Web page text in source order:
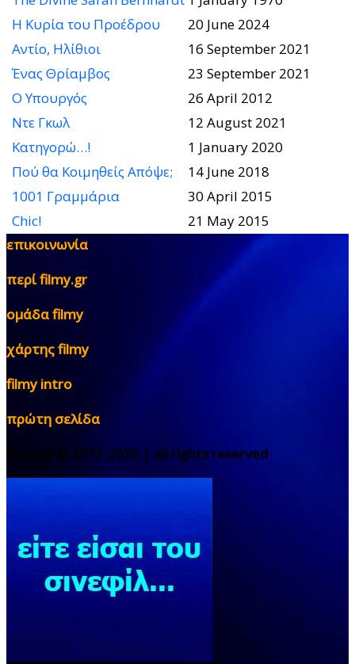
Η Κυρία του Προέδρου
20 June 2024
Αντίο, Ηλίθιοι
16 September 2021
Ένας Θρίαμβος
23 September 2021
Ο Υπουργός
26 April 2012
Ντε Γκωλ
12 August 2021
Κατηγορώ…!
1 January 2020
Πού θα Κοιμηθείς Απόψε;
14 June 2018
1001 Γραμμάρια
30 April 2015
Chic!
21 May 2015
επικοινωνία
περί filmy.gr
ομάδα filmy
χάρτης filmy
filmy intro
πρώτη σελίδα
filmy.gr © 2017-2025 | all rights reserved